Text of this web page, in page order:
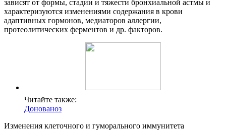
зависят от формы, стадии и тяжести бронхиальной астмы и
характеризуются изменениями содержания в крови
адаптивных гормонов, медиаторов аллергии,
протеолитических ферментов и др. факторов.
Читайте также:
Донованоз
Изменения клеточного и гуморального иммунитета